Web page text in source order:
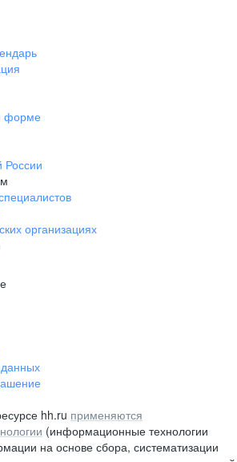
форме
России
организациях
hh.ru применяются
(информационные технологии
на основе сбора, систематизации